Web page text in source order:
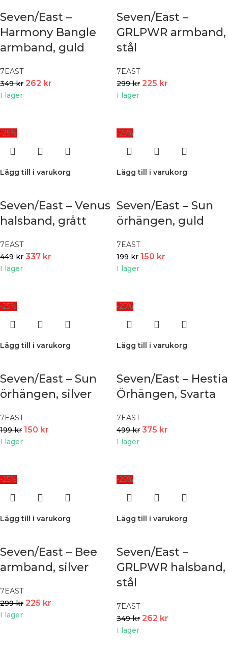
Seven/East –
Harmony Bangle
armband, guld
7EAST
349kr 262 kr
I lager
Seven/East –
GRLPWR armband,
stål
7EAST
299kr 225 kr
I lager
-25%
Lägg till i varukorg
Seven/East – Venus
halsband, grått
7EAST
449kr 337 kr
I lager
-25%
Lägg till i varukorg
Seven/East – Sun
örhängen, guld
7EAST
199kr 150 kr
I lager
-25%
Lägg till i varukorg
Seven/East – Sun
örhängen, silver
7EAST
199kr 150 kr
I lager
-25%
Lägg till i varukorg
Seven/East – Hestia
Örhängen, Svarta
7EAST
499kr 375 kr
I lager
-25%
Lägg till i varukorg
Seven/East – Bee
armband, silver
7EAST
299kr 225 kr
I lager
-25%
Lägg till i varukorg
Seven/East –
GRLPWR halsband,
stål
7EAST
349kr 262 kr
I lager